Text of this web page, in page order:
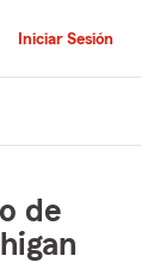
Iniciar Sesión
de